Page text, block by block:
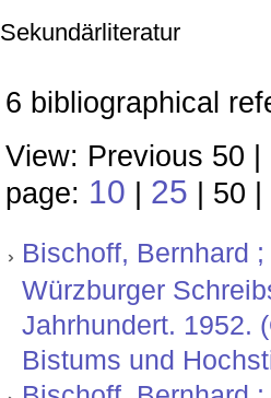
Sekundärliteratur
6 bibliographical
View: Previous 50
page: 10 | 25 | 50 |
Bischoff, Bernhard
Würzburger
Jahrhundert. 1952.
Bistums und